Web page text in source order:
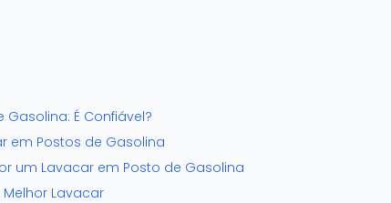
É Confiável?
em Postos de Gasolina
um Lavacar em Posto de Gasolina
Lavacar